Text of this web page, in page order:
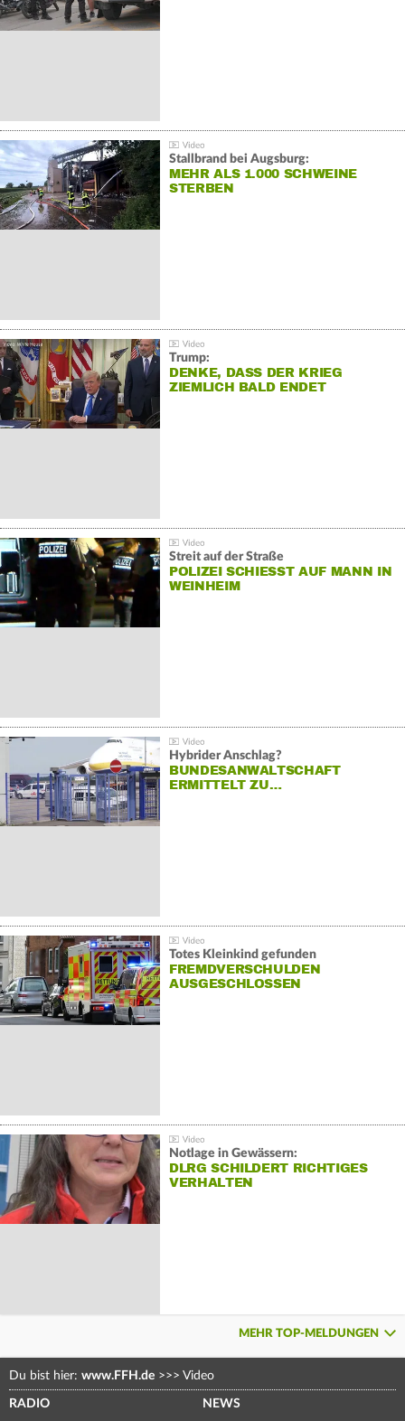
Stallbrand bei Augsburg:
MEHR ALS 1.000 SCHWEINE
STERBEN
Trump:
DENKE, DASS DER KRIEG
ZIEMLICH BALD ENDET
Streit auf der Straße
POLIZEI SCHIESST AUF MANN IN W
EINHEIM
Hybrider Anschlag?
BUNDESANWALTSCHAFT
ERMITTELT ZU…
Totes Kleinkind gefunden
FREMDVERSCHULDEN
AUSGESCHLOSSEN
Notlage in Gewässern:
DLRG SCHILDERT RICHTIGES
VERHALTEN
MEHR TOP-MELDUNGEN
Du bist hier: www.FFH.de >>> Video
RADIO NEWS